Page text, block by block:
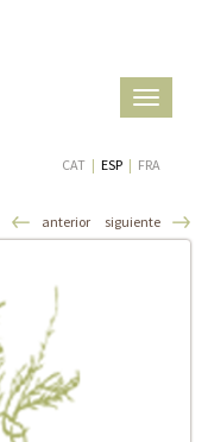
Toggle
CAT | ESP | FRA
anterior siguiente